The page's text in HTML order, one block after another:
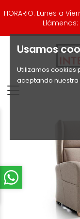
Usamos
Utilizamos cookies
aceptando nuestra
HORARIO: Lunes a
Llámenos: